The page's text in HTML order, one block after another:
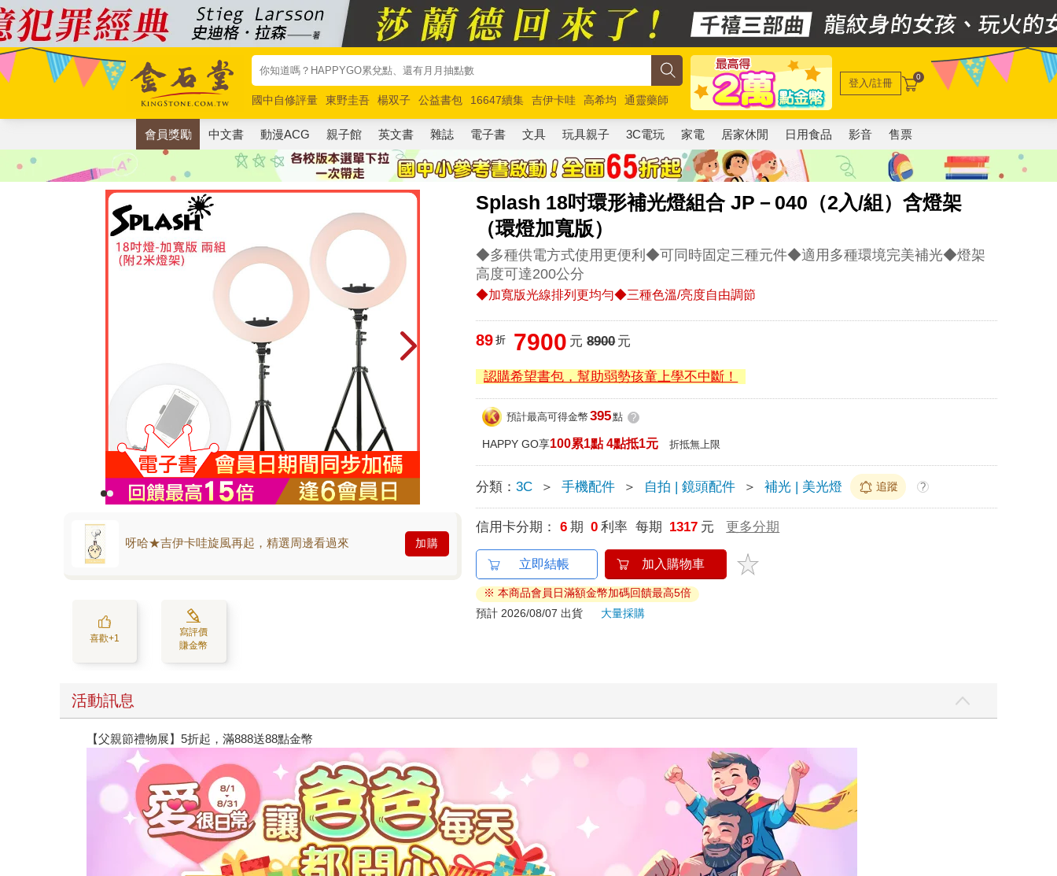
國中自修評量 東野圭吾 楊双子 公益書包 16647續集 吉伊卡哇 高希均
通靈藥師
唯紅花綻放
奧德賽 路邊攤新作 馬斯克 玩具總動員5 超慢跑
登入/註冊 0
會員獎勵 中文書 動漫ACG 親子館 英文書 雜誌 電子書 文具 玩具親子 3C電玩 家電 居家休閒 日用食品 影音 售票
Splash 18吋環形補光燈組合 JP－040（2入/組）含燈架
（環燈加寬版）
◆多種供電方式使用更便利◆可同時固定三種元件◆適用多種環境完美補光◆燈架
高度可達200公分
◆加寬版光線排列更均勻◆三種色溫/亮度自由調節
呀哈★吉伊卡哇旋風再起，精選周邊看過來 加購
喜歡+1
寫評價
賺金幣
89 折 7900 元 8900元
認購希望書包，幫助弱勢孩童上學不中斷！
預計最高可得金幣 395點 ?
HAPPY GO享100累1點 4點抵1元 折抵無上限
分類：3C ＞ 手機配件 ＞ 自拍 | 鏡頭配件 ＞ 補光 | 美光燈 追蹤 ?
信用卡分期： 6 期 0 利率 每期 1317 元 更多分期
立即結帳 加入購物車
※ 本商品會員日滿額金幣加碼回饋最高5倍
預計 2026/08/07 出貨
大量採購
活動訊息
【父親節禮物展】5折起，滿888送88點金幣